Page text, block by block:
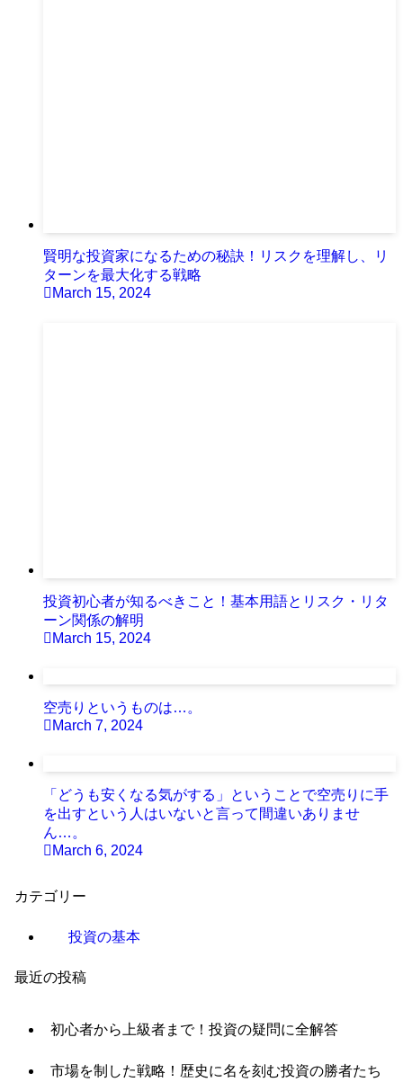
賢明な投資家になるための秘訣！リスクを理解し、リ
ターンを最大化する戦略
March 15, 2024
投資初心者が知るべきこと！基本用語とリスク・リタ
ーン関係の解明
March 15, 2024
空売りというものは…。
March 7, 2024
「どうも安くなる気がする」ということで空売りに手
を出すという人はいないと言って間違いありませ
ん…。
March 6, 2024
カテゴリー
投資の基本
最近の投稿
初心者から上級者まで！投資の疑問に全解答
市場を制した戦略！歴史に名を刻む投資の勝者たち